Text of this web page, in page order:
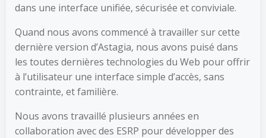
dans une interface unifiée, sécurisée et conviviale.
Quand nous avons commencé à travailler sur cette
dernière version d’Astagia, nous avons puisé dans
les toutes dernières technologies du Web pour offrir
à l’utilisateur une interface simple d’accès, sans
contrainte, et familière.
Nous avons travaillé plusieurs années en
collaboration avec des ESRP pour développer des